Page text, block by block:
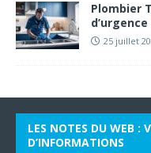
Plombier
25 juillet
LES NOTES DU WEB :
D’INFORMATIONS